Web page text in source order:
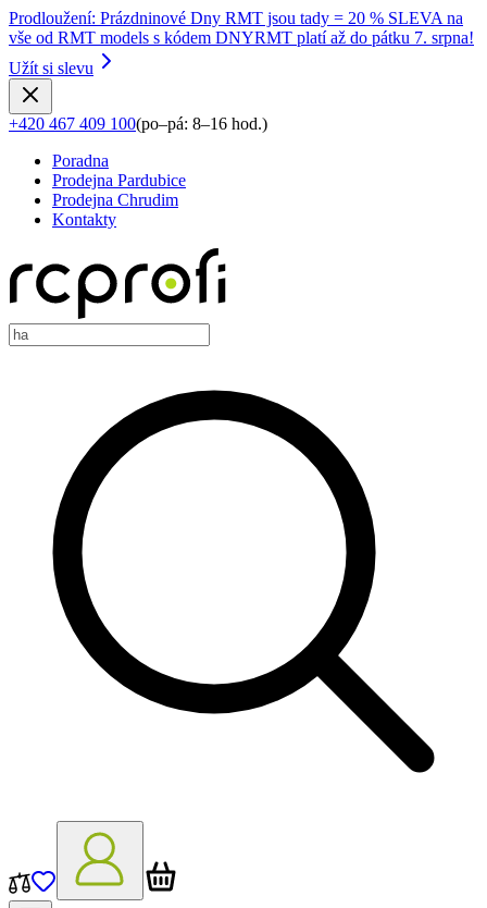
Prodloužení: Prázdninové Dny RMT jsou tady = 20 % SLEVA na
vše od RMT models s kódem DNYRMT platí až do pátku 7. srpna!
Užít si slevu
+420 467 409 100(po–pá: 8–16 hod.)
Poradna
Prodejna Pardubice
Prodejna Chrudim
Kontakty